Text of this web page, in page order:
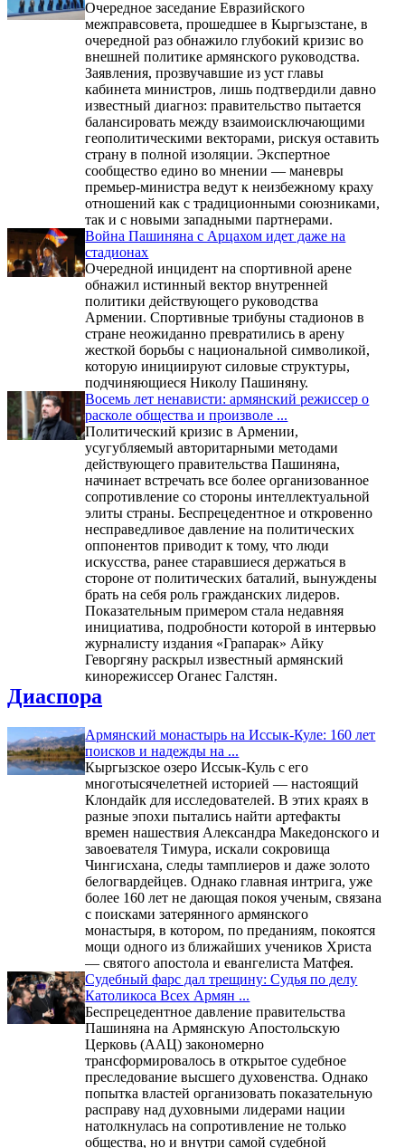
Очередное заседание Евразийского
межправсовета, прошедшее в Кыргызстане, в
очередной раз обнажило глубокий кризис во
внешней политике армянского руководства.
Заявления, прозвучавшие из уст главы
кабинета министров, лишь подтвердили давно
известный диагноз: правительство пытается
балансировать между взаимоисключающими
геополитическими векторами, рискуя оставить
страну в полной изоляции. Экспертное
сообщество едино во мнении — маневры
премьер-министра ведут к неизбежному краху
отношений как с традиционными союзниками,
так и с новыми западными партнерами.
Война Пашиняна с Арцахом идет даже на
стадионах
Очередной инцидент на спортивной арене
обнажил истинный вектор внутренней
политики действующего руководства
Армении. Спортивные трибуны стадионов в
стране неожиданно превратились в арену
жесткой борьбы с национальной символикой,
которую инициируют силовые структуры,
подчиняющиеся Николу Пашиняну.
Восемь лет ненависти: армянский режиссер о
расколе общества и произволе ...
Политический кризис в Армении,
усугубляемый авторитарными методами
действующего правительства Пашиняна,
начинает встречать все более организованное
сопротивление со стороны интеллектуальной
элиты страны. Беспрецедентное и откровенно
несправедливое давление на политических
оппонентов приводит к тому, что люди
искусства, ранее старавшиеся держаться в
стороне от политических баталий, вынуждены
брать на себя роль гражданских лидеров.
Показательным примером стала недавняя
инициатива, подробности которой в интервью
журналисту издания «Грапарак» Айку
Геворгяну раскрыл известный армянский
кинорежиссер Оганес Галстян.
Диаспора
Армянский монастырь на Иссык-Куле: 160 лет
поисков и надежды на ...
Кыргызское озеро Иссык-Куль с его
многотысячелетней историей — настоящий
Клондайк для исследователей. В этих краях в
разные эпохи пытались найти артефакты
времен нашествия Александра Македонского и
завоевателя Тимура, искали сокровища
Чингисхана, следы тамплиеров и даже золото
белогвардейцев. Однако главная интрига, уже
более 160 лет не дающая покоя ученым, связана
с поисками затерянного армянского
монастыря, в котором, по преданиям, покоятся
мощи одного из ближайших учеников Христа
— святого апостола и евангелиста Матфея.
Судебный фарс дал трещину: Судья по делу
Католикоса Всех Армян ...
Беспрецедентное давление правительства
Пашиняна на Армянскую Апостольскую
Церковь (ААЦ) закономерно
трансформировалось в открытое судебное
преследование высшего духовенства. Однако
попытка властей организовать показательную
расправу над духовными лидерами нации
натолкнулась на сопротивление не только
общества, но и внутри самой судебной